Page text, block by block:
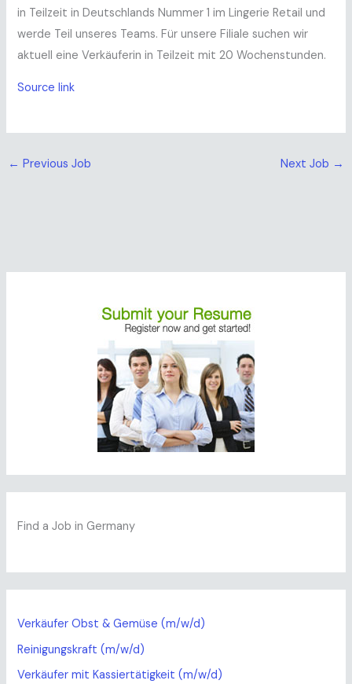
in Teilzeit in Deutschlands Nummer 1 im Lingerie Retail und
werde Teil unseres Teams. Für unsere Filiale suchen wir
aktuell eine Verkäuferin in Teilzeit mit 20 Wochenstunden.
Source link
← Previous Job Next Job →
Find a Job in Germany
Verkäufer Obst & Gemüse (m/w/d)
Reinigungskraft (m/w/d)
Verkäufer mit Kassiertätigkeit (m/w/d)